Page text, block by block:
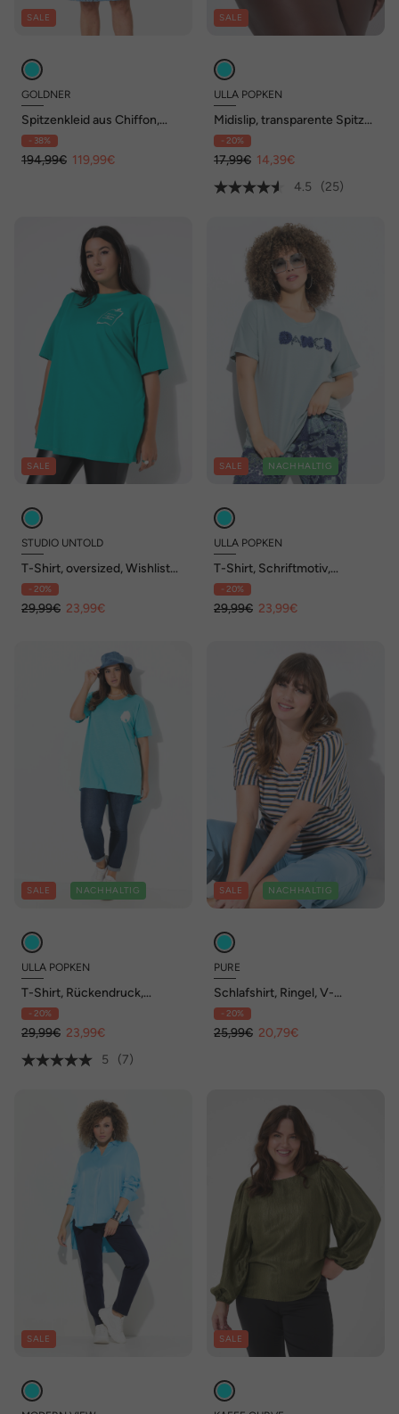
SALE
GOLDNER
Spitzenkleid aus Chiffon,
Flügelärmeln
- 38%
194,99€ 119,99€
SALE
ULLA POPKEN
Midislip, transparente Spitze,
hinten gerafft
- 20%
17,99€ 14,39€
4.5
(25)
SALE
STUDIO UNTOLD
T-Shirt, oversized, Wishlist
Print
- 20%
29,99€ 23,99€
SALE NACHHALTIG
ULLA POPKEN
T-Shirt, Schriftmotiv,
Oversized, Rundhals,
Halbarm
- 20%
29,99€ 23,99€
SALE NACHHALTIG
ULLA POPKEN
T-Shirt, Rückendruck,
Oversized, Rundhals,
Halbarm
- 20%
29,99€ 23,99€
5
(7)
SALE NACHHALTIG
PURE
Schlafshirt, Ringel, V-
Ausschnitt, Halbarm,
Biobaumwolle
- 20%
25,99€ 20,79€
SALE SALE